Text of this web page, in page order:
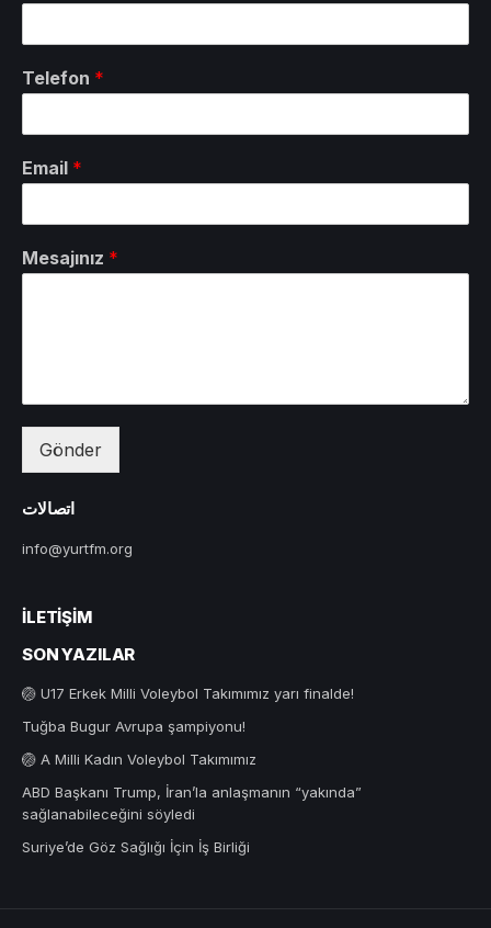
Telefon *
Email *
Mesajınız *
Gönder
اتصالات
info@yurtfm.org
İLETIŞIM
SON YAZILAR
🏐 U17 Erkek Milli Voleybol Takımımız yarı finalde!
Tuğba Bugur Avrupa şampiyonu!
🏐 A Milli Kadın Voleybol Takımımız
ABD Başkanı Trump, İran’la anlaşmanın “yakında”
sağlanabileceğini söyledi
Suriye’de Göz Sağlığı İçin İş Birliği